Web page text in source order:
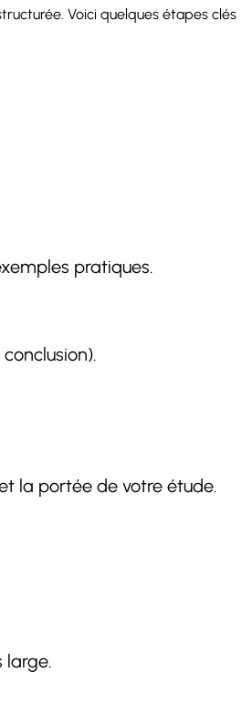
Voici quelques étapes clés
pratiques.
la portée de votre étude.
large.